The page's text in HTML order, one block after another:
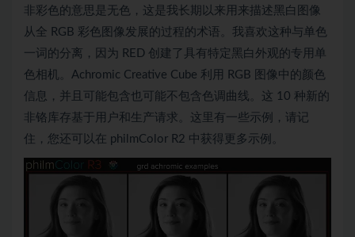
非彩色的意思是无色，这是我长期以来用来描述黑白图像
从全 RGB 彩色图像发展的过程的术语。我喜欢这种与单色
一词的分离，因为 RED 创建了具有特定黑白外观的专用单
色相机。Achromic Creative Cube 利用 RGB 图像中的颜色
信息，并且可能包含也可能不包含色调曲线。这 10 种新的
非铬库存基于用户和生产请求。这里有一些示例，请记
住，您还可以在 philmColor R2 中获得更多示例。